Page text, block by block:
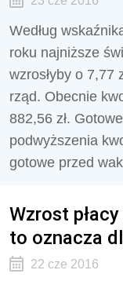
Według
roku najniższe
wzrosłyby o 7,77
rząd. Obecnie
882,56 zł.
podwyższenia
gotowe przed
Wzrost
to oznacza
22 cze 2016